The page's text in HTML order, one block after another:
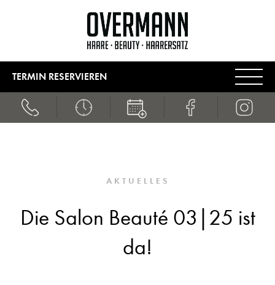
TERMIN RESERVIEREN
AKTUELLES
Die Salon Beauté 03|25 ist
da!